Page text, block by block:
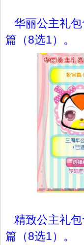
华丽公主礼包
篇（8选1）。
精致公主礼包
篇（8选1）。